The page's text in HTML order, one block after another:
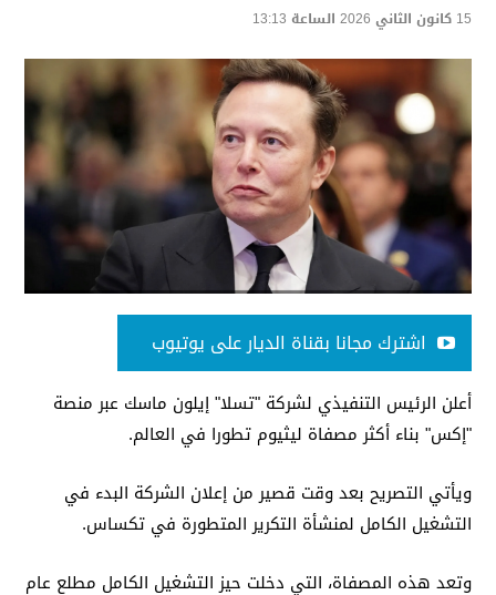
15 كانون الثاني 2026 الساعة 13:13
اشترك مجانا بقناة الديار على يوتيوب
أعلن الرئيس التنفيذي لشركة "تسلا" إيلون ماسك عبر منصة
"إكس" بناء أكثر مصفاة ليثيوم تطورا في العالم.
ويأتي التصريح بعد وقت قصير من إعلان الشركة البدء في
التشغيل الكامل لمنشأة التكرير المتطورة في تكساس.
وتعد هذه المصفاة، التي دخلت حيز التشغيل الكامل مطلع عام